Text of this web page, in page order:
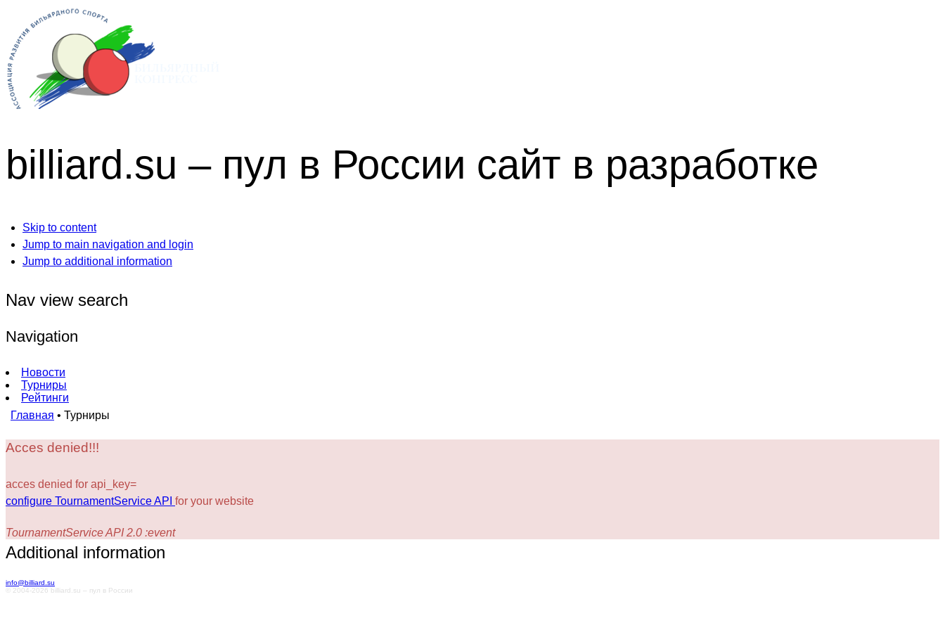
billiard.su – пул в России сайт в разработке
Skip to content
Jump to main navigation and login
Jump to additional information
Nav view search
Navigation
Новости
Турниры
Рейтинги
Главная • Турниры
Acces denied!!!
acces denied for api_key=
configure TournamentService API for your website
TournamentService API 2.0 :event
Additional information
info@billiard.su
© 2004-2026 billiard.su – пул в России